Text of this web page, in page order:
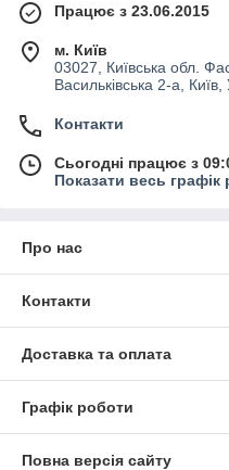
Працює з 23.06.2015
м. Київ
03027, Київська обл.
Васильківська 2-а, Київ,
Контакти
Сьогодні працює з
Показати весь графік
Про нас
Контакти
Доставка та оплата
Графік роботи
Повна версія сайту